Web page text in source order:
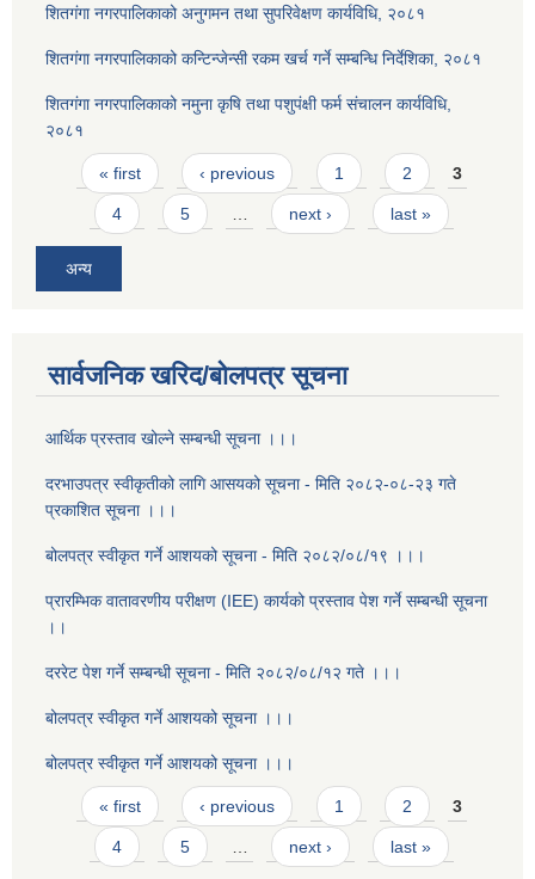
शितगंगा नगरपालिकाको अनुगमन तथा सुपरिवेक्षण कार्यविधि, २०८१
शितगंगा नगरपालिकाको कन्टिन्जेन्सी रकम खर्च गर्ने सम्बन्धि निर्देशिका, २०८१
शितगंगा नगरपालिकाको नमुना कृषि तथा पशुपंक्षी फर्म संचालन कार्यविधि,
२०८१
Pages
« first ‹ previous 1 2 3
4 5 next › last »
अन्य
सार्वजनिक खरिद/बोलपत्र सूचना
आर्थिक प्रस्ताव खोल्ने सम्बन्धी सूचना ।।।
दरभाउपत्र स्वीकृतीको लागि आसयको सूचना - मिति २०८२-०८-२३ गते
प्रकाशित सूचना ।।।
बोलपत्र स्वीकृत गर्ने आशयको सूचना - मिति २०८२/०८/१९ ।।।
प्रारम्भिक वातावरणीय परीक्षण (IEE) कार्यको प्रस्ताव पेश गर्ने सम्बन्धी सूचना
।।
दररेट पेश गर्ने सम्बन्धी सूचना - मिति २०८२/०८/१२ गते ।।।
बोलपत्र स्वीकृत गर्ने आशयको सूचना ।।।
बोलपत्र स्वीकृत गर्ने आशयको सूचना ।।।
Pages
« first ‹ previous 1 2 3
4 5 … next › last »